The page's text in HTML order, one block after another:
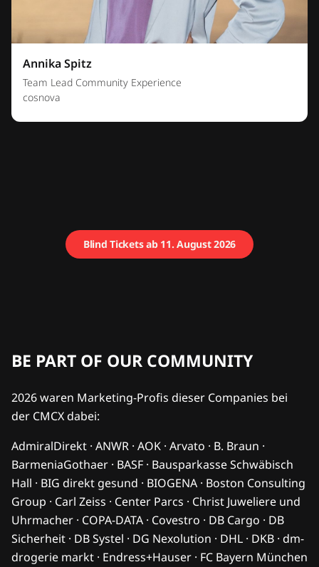
Annika Spitz
Team Lead Community Experience
cosnova
Blind Tickets ab 11. August 2026
BE PART OF OUR COMMUNITY
2026 waren Marketing-Profis dieser Companies bei
der CMCX dabei:
AdmiralDirekt · ANWR · AOK · Arvato · B. Braun ·
BarmeniaGothaer · BASF · Bausparkasse Schwäbisch
Hall · BIG direkt gesund · BIOGENA · Boston Consulting
Group · Carl Zeiss · Center Parcs · Christ Juweliere und
Uhrmacher · COPA-DATA · Covestro · DB Cargo · DB
Sicherheit · DB Systel · DG Nexolution · DHL · DKB · dm-
drogerie markt · Endress+Hauser · FC Bayern München